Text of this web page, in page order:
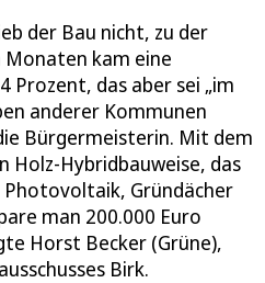
der Bau nicht, zu der
Monaten kam eine
Prozent, das aber sei „im
anderer Kommunen
Bürgermeisterin. Mit dem
Holz-Hybridbauweise, das
Gründächer
man 200.000 Euro
Horst Becker (Grüne),
Birk.